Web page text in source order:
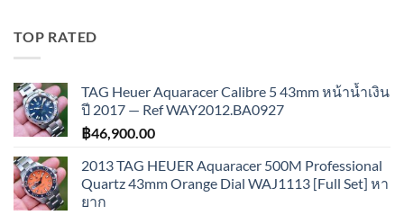
TOP RATED
TAG Heuer Aquaracer Calibre 5 43mm หน้าน้ำเงิน
ปี 2017 — Ref WAY2012.BA0927
฿46,900.00
2013 TAG HEUER Aquaracer 500M Professional
Quartz 43mm Orange Dial WAJ1113 [Full Set] หา
ยาก